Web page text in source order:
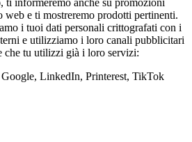
ti informeremo anche su promozioni
web e ti mostreremo prodotti pertinenti.
i tuoi dati personali crittografati con i
e utilizziamo i loro canali pubblicitari
che tu utilizzi già i loro servizi:
LinkedIn, Printerest, TikTok